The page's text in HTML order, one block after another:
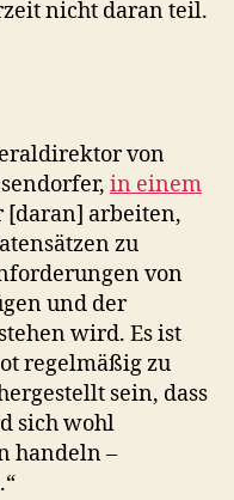
nicht daran teil.
von
in einem
[daran] arbeiten,
zu
von
und der
wird. Es ist
regelmäßig zu
sein, dass
sich wohl
handeln –